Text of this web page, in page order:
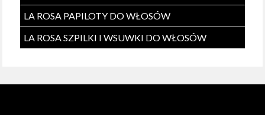
LA ROSA PAPILOTY DO WŁOSÓW
LA ROSA SZPILKI I WSUWKI DO WŁOSÓW